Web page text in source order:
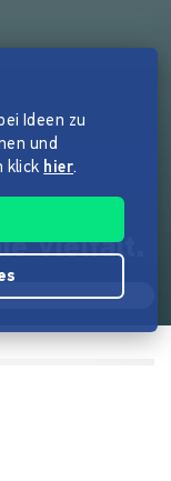
Vielfalt.
Ideen zu
und
klick hier.